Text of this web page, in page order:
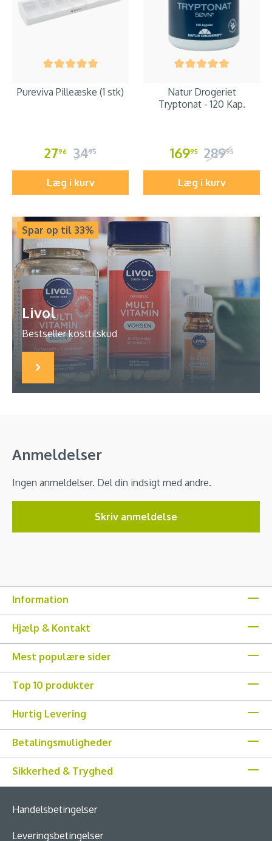
Pureviva Pilleæske (1 stk)
2796 3495
Læg i kurv
Natur Drogeriet
Tryptonat - 120 Kap.
16995 28995
Læg i kurv
Spar op til 33%
Livol
Bestseller kosttilskud
Anmeldelser
Ingen anmeldelser. Del din indsigt med andre.
Skriv anmeldelse
Information
Hjælp & Kontakt
Mest populære sider
Top 10 produkter
Hurtig Levering
Betalingsmuligheder
Sikkerhed & Tryghed
Handelsbetingelser
Leveringsbetingelser